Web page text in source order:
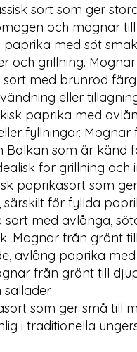
sort som ger
och mognar
paprika med söt
och grillning.
sort med brunröd
eller
paprika med
fyllningar.
Balkan som är känd
för grillning och
paprikasort som
för fyllda
sort med avlånga,
Mognar från grönt
avlång paprika
från grönt till
som ger små till
i traditionella